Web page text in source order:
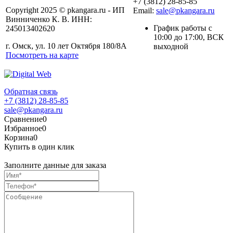
Copyright 2025 © pkangara.ru - ИП
Винниченко К. В. ИНН:
245013402620
г. Омск, ул. 10 лет Октября 180/8А
Посмотреть на карте
Email: sale@pkangara.ru
График работы с
10:00 до 17:00, ВСК
выходной
Обратная связь
+7 (3812) 28-85-85
sale@pkangara.ru
Сравнение0
Избранное0
Корзина0
Купить в один клик
Заполните данные для заказа